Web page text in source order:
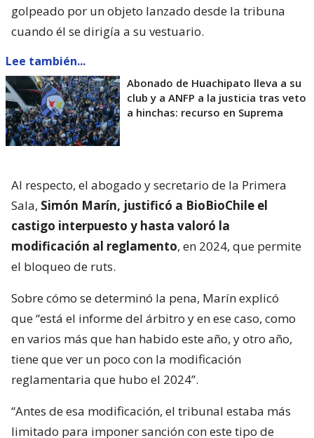
golpeado por un objeto lanzado desde la tribuna
cuando él se dirigía a su vestuario.
Lee también...
Abonado de Huachipato lleva a su
club y a ANFP a la justicia tras veto
a hinchas: recurso en Suprema
Al respecto, el abogado y secretario de la Primera
Sala, Simón Marín, justificó a BioBioChile el
castigo interpuesto y hasta valoró la
modificación al reglamento, en 2024, que permite
el bloqueo de ruts.
Sobre cómo se determinó la pena, Marín explicó
que “está el informe del árbitro y en ese caso, como
en varios más que han habido este año, y otro año,
tiene que ver un poco con la modificación
reglamentaria que hubo el 2024”.
“Antes de esa modificación, el tribunal estaba más
limitado para imponer sanción con este tipo de